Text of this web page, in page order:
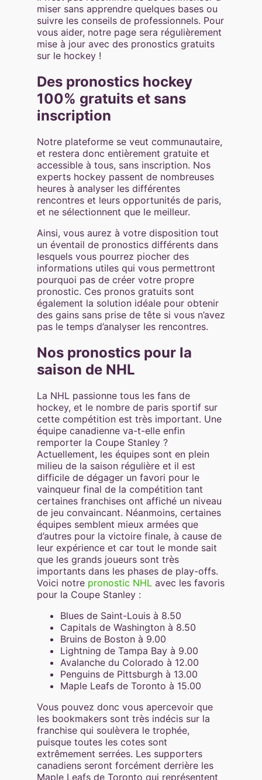
miser sans apprendre quelques bases ou
suivre les conseils de professionnels. Pour
vous aider, notre page sera régulièrement
mise à jour avec des pronostics gratuits
sur le hockey !
Des pronostics hockey
100% gratuits et sans
inscription
Notre plateforme se veut communautaire,
et restera donc entièrement gratuite et
accessible à tous, sans inscription. Nos
experts hockey passent de nombreuses
heures à analyser les différentes
rencontres et leurs opportunités de paris,
et ne sélectionnent que le meilleur.
Ainsi, vous aurez à votre disposition tout
un éventail de pronostics différents dans
lesquels vous pourrez piocher des
informations utiles qui vous permettront
pourquoi pas de créer votre propre
pronostic. Ces pronos gratuits sont
également la solution idéale pour obtenir
des gains sans prise de tête si vous n’avez
pas le temps d’analyser les rencontres.
Nos pronostics pour la
saison de NHL
La NHL passionne tous les fans de
hockey, et le nombre de paris sportif sur
cette compétition est très important. Une
équipe canadienne va-t-elle enfin
remporter la Coupe Stanley ?
Actuellement, les équipes sont en plein
milieu de la saison régulière et il est
difficile de dégager un favori pour le
vainqueur final de la compétition tant
certaines franchises ont affiché un niveau
de jeu convaincant. Néanmoins, certaines
équipes semblent mieux armées que
d’autres pour la victoire finale, à cause de
leur expérience et car tout le monde sait
que les grands joueurs sont très
importants dans les phases de play-offs.
Voici notre pronostic NHL avec les favoris
pour la Coupe Stanley :
Blues de Saint-Louis à 8.50
Capitals de Washington à 8.50
Bruins de Boston à 9.00
Lightning de Tampa Bay à 9.00
Avalanche du Colorado à 12.00
Penguins de Pittsburgh à 13.00
Maple Leafs de Toronto à 15.00
Vous pouvez donc vous apercevoir que
les bookmakers sont très indécis sur la
franchise qui soulèvera le trophée,
puisque toutes les cotes sont
extrêmement serrées. Les supporters
canadiens seront forcément derrière les
Maple Leafs de Toronto qui représentent